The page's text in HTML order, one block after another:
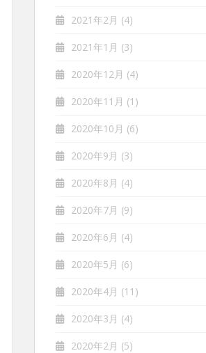
2021年2月 (4)
2021年1月 (3)
2020年12月 (4)
2020年11月 (1)
2020年10月 (6)
2020年9月 (3)
2020年8月 (4)
2020年7月 (9)
2020年6月 (4)
2020年5月 (6)
2020年4月 (11)
2020年3月 (4)
2020年2月 (5)